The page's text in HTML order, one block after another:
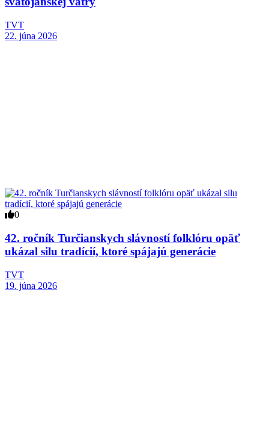
TVT
22. júna 2026
0
42. ročník Turčianskych slávností folklóru opäť
ukázal silu tradícií, ktoré spájajú generácie
TVT
19. júna 2026